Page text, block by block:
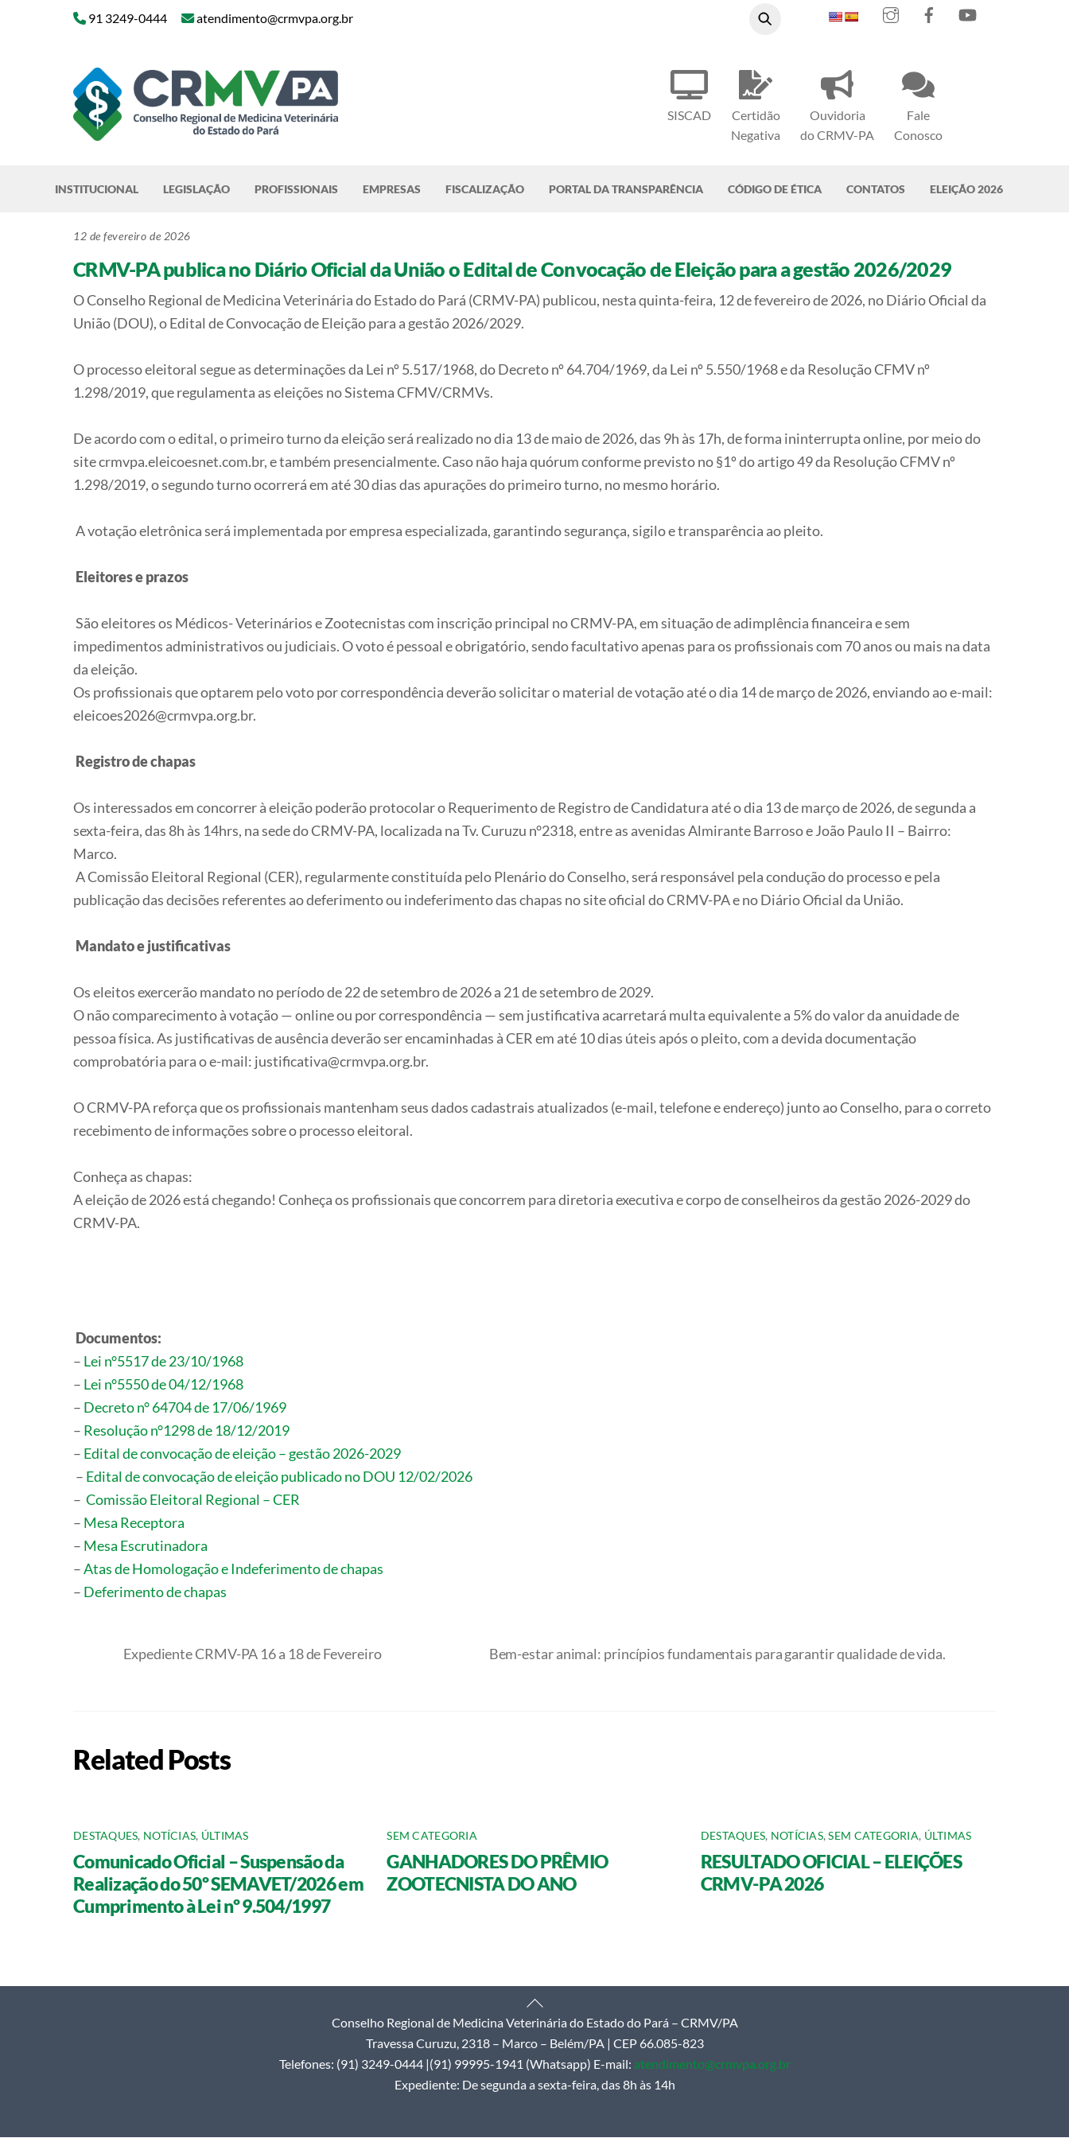
SISCAD
Certidão
Negativa
Ouvidoria
do CRMV-PA
Fale
Conosco
91 3249-0444 atendimento@crmvpa.org.br
InstagramFacebook
INSTITUCIONAL LEGISLAÇÃO PROFISSIONAIS EMPRESAS FISCALIZAÇÃO PORTAL DA TRANSPARÊNCIA CÓDIGO DE ÉTICA CONTATOS ELEIÇÃO 2026
12 de fevereiro de 2026
CRMV-PA publica no Diário Oficial da União o Edital de Convocação de Eleição para a gestão 2026/2029
O Conselho Regional de Medicina Veterinária do Estado do Pará (CRMV-PA) publicou, nesta quinta-feira, 12 de fevereiro de 2026, no Diário Oficial da
União (DOU), o Edital de Convocação de Eleição para a gestão 2026/2029.
O processo eleitoral segue as determinações da Lei nº 5.517/1968, do Decreto nº 64.704/1969, da Lei nº 5.550/1968 e da Resolução CFMV nº
1.298/2019, que regulamenta as eleições no Sistema CFMV/CRMVs.
De acordo com o edital, o primeiro turno da eleição será realizado no dia 13 de maio de 2026, das 9h às 17h, de forma ininterrupta online, por meio do
site crmvpa.eleicoesnet.com.br, e também presencialmente. Caso não haja quórum conforme previsto no §1º do artigo 49 da Resolução CFMV nº
1.298/2019, o segundo turno ocorrerá em até 30 dias das apurações do primeiro turno, no mesmo horário.
A votação eletrônica será implementada por empresa especializada, garantindo segurança, sigilo e transparência ao pleito.
Eleitores e prazos
São eleitores os Médicos- Veterinários e Zootecnistas com inscrição principal no CRMV-PA, em situação de adimplência financeira e sem
impedimentos administrativos ou judiciais. O voto é pessoal e obrigatório, sendo facultativo apenas para os profissionais com 70 anos ou mais na data
da eleição.
Os profissionais que optarem pelo voto por correspondência deverão solicitar o material de votação até o dia 14 de março de 2026, enviando ao e-mail:
eleicoes2026@crmvpa.org.br.
Registro de chapas
Os interessados em concorrer à eleição poderão protocolar o Requerimento de Registro de Candidatura até o dia 13 de março de 2026, de segunda a
sexta-feira, das 8h às 14hrs, na sede do CRMV-PA, localizada na Tv. Curuzu n°2318, entre as avenidas Almirante Barroso e João Paulo II – Bairro:
Marco.
A Comissão Eleitoral Regional (CER), regularmente constituída pelo Plenário do Conselho, será responsável pela condução do processo e pela
publicação das decisões referentes ao deferimento ou indeferimento das chapas no site oficial do CRMV-PA e no Diário Oficial da União.
Mandato e justificativas
Os eleitos exercerão mandato no período de 22 de setembro de 2026 a 21 de setembro de 2029.
O não comparecimento à votação — online ou por correspondência — sem justificativa acarretará multa equivalente a 5% do valor da anuidade de
pessoa física. As justificativas de ausência deverão ser encaminhadas à CER em até 10 dias úteis após o pleito, com a devida documentação
comprobatória para o e-mail: justificativa@crmvpa.org.br.
O CRMV-PA reforça que os profissionais mantenham seus dados cadastrais atualizados (e-mail, telefone e endereço) junto ao Conselho, para o correto
recebimento de informações sobre o processo eleitoral.
Conheça as chapas:
A eleição de 2026 está chegando! Conheça os profissionais que concorrem para diretoria executiva e corpo de conselheiros da gestão 2026-2029 do
CRMV-PA.
Documentos:
– Lei n°5517 de 23/10/1968
– Lei n°5550 de 04/12/1968
– Decreto n° 64704 de 17/06/1969
– Resolução n°1298 de 18/12/2019
– Edital de convocação de eleição – gestão 2026-2029
– Edital de convocação de eleição publicado no DOU 12/02/2026
– Comissão Eleitoral Regional – CER
– Mesa Receptora
– Mesa Escrutinadora
–Atas de Homologação e Indeferimento de chapas
– Deferimento de chapas
Expediente CRMV-PA 16 a 18 de Fevereiro Bem-estar animal: princípios fundamentais para garantir qualidade de vida.
Related Posts
DESTAQUES, NOTÍCIAS, ÚLTIMAS
Comunicado Oficial – Suspensão da
Realização do 50º SEMAVET/2026 em
Cumprimento à Lei nº 9.504/1997
SEM CATEGORIA
GANHADORES DO PRÊMIO
ZOOTECNISTA DO ANO
DESTAQUES, NOTÍCIAS,SEM CATEGORIA, ÚLTIMAS
RESULTADO OFICIAL – ELEIÇÕES
CRMV-PA 2026
Back
To
Top
Conselho Regional de Medicina Veterinária do Estado do Pará – CRMV/PA
Travessa Curuzu, 2318 – Marco – Belém/PA | CEP 66.085-823
Telefones: (91) 3249-0444 |(91) 99995-1941 (Whatsapp) E-mail: atendimento@crmvpa.org.br
Expediente: De segunda a sexta-feira, das 8h às 14h